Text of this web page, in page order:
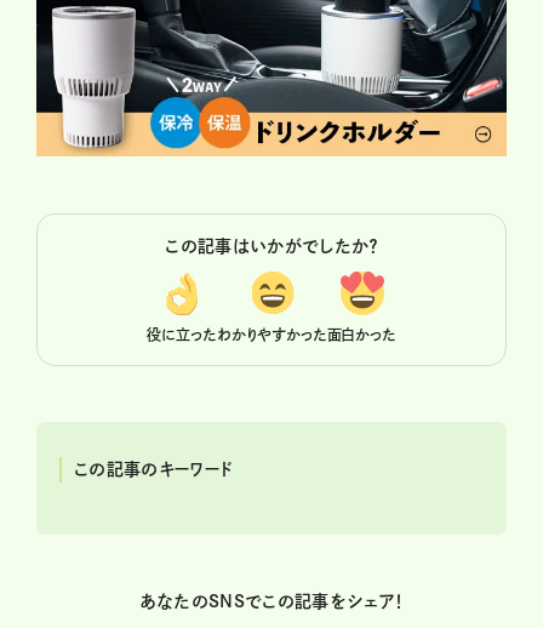
この記事はいかがでしたか？
役に立ったわかりやすかった面白かった
この記事のキーワード
あなたのSNSでこの記事をシェア！